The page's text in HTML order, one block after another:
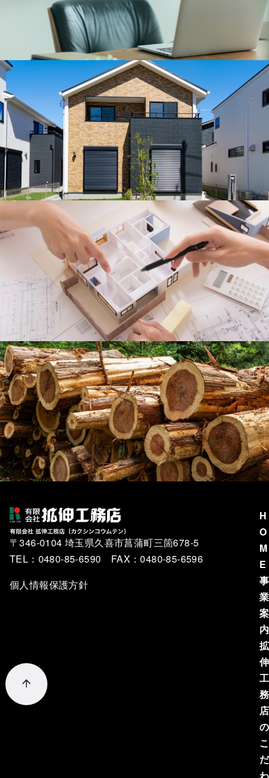
〒346-0104 埼玉県久喜市菖蒲町三箇678-5
TEL：0480-85-6590 FAX：0480-85-6596
個人情報保護方針
H
O
M
E
事
業
案
内
拡
伸
工
務
店
の
こ
だ
わ